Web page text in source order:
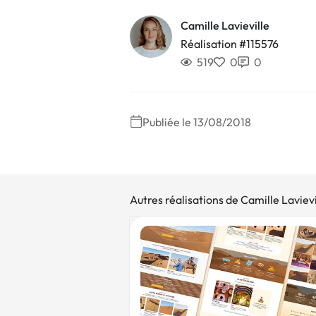
Camille Lavieville
Réalisation #115576
519
0 0
Publiée le 13/08/2018
Autres réalisations de Camille